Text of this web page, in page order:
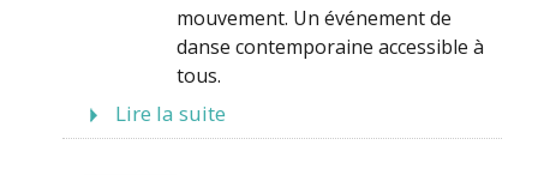
mouvement. Un événement de
danse contemporaine accessible à
tous.
Lire la suite